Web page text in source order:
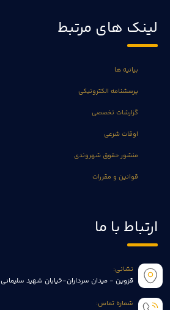
لینک های مرتبط
بیانیه ها
پرسشنامه الکترونیکی
گزارشات تخصصی
اوقات شرعی
منشور حقوق شهروندی
قوانین و مقررات
ارتباط با ما
نشانی:
قزوین - میدان سرداران-خیابان شهید سلیمانی
شماره تماس: